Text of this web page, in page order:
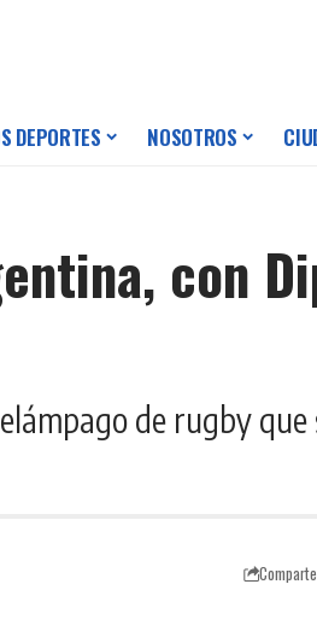
DEPORTES NOSOTROS
con
de rugby que
Comparte